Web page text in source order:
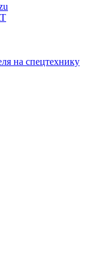
на спецтехнику